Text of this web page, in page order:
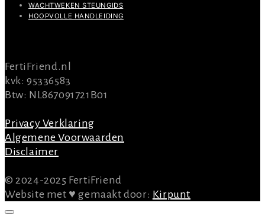
WACHTWEKEN STEUNGIDS
HOOPVOLLE HANDLEIDING
FertiFriend.nl
kvk: 95336583
Btw: NL867091721B01
Privacy Verklaring
Algemene Voorwaarden
Disclaimer
© 2024-2025 FertiFriend
Website met ♥ gemaakt door: Kirpunt